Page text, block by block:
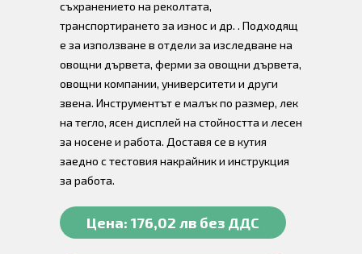
съхранението на реколтата,
транспортирането за износ и др. . Подходящ
е за използване в отдели за изследване на
овощни дървета, ферми за овощни дървета,
овощни компании, университети и други
звена. Инструментът е малък по размер, лек
на тегло, ясен дисплей на стойността и лесен
за носене и работа. Доставя се в кутия
заедно с тестовия накрайник и инструкция
за работа.
Цена: 176,02 лв без ДДС